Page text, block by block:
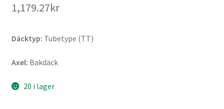
1,179.27kr
Däcktyp: Tubetype (TT)
Axel: Bakdäck
20 i lager